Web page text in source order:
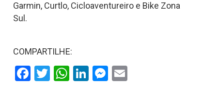
Garmin, Curtlo, Cicloaventureiro e Bike Zona
Sul.
COMPARTILHE:
Facebook
Twitter
WhatsApp
LinkedIn
Messenger
Email